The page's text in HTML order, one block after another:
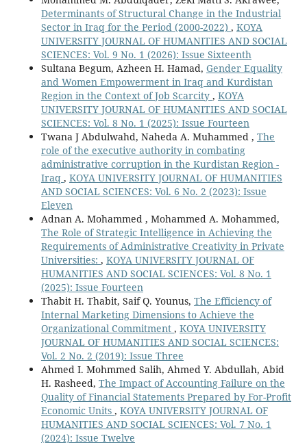
Determinants of Structural Change in the Industrial
Sector in Iraq for the Period (2000-2022) , KOYA
UNIVERSITY JOURNAL OF HUMANITIES AND SOCIAL
SCIENCES: Vol. 9 No. 1 (2026): Issue Sixteenth
Sultana Begum, Azheen H. Hamad, Gender Equality
and Women Empowerment in Iraq and Kurdistan
Region in the Context of Job Scarcity , KOYA
UNIVERSITY JOURNAL OF HUMANITIES AND SOCIAL
SCIENCES: Vol. 8 No. 1 (2025): Issue Fourteen
Twana J Abdulwahd, Naheda A. Muhammed , The
role of the executive authority in combating
administrative corruption in the Kurdistan Region -
Iraq , KOYA UNIVERSITY JOURNAL OF HUMANITIES
AND SOCIAL SCIENCES: Vol. 6 No. 2 (2023): Issue
Eleven
Adnan A. Mohammed , Mohammed A. Mohammed,
The Role of Strategic Intelligence in Achieving the
Requirements of Administrative Creativity in Private
Universities: , KOYA UNIVERSITY JOURNAL OF
HUMANITIES AND SOCIAL SCIENCES: Vol. 8 No. 1
(2025): Issue Fourteen
Thabit H. Thabit, Saif Q. Younus, The Efficiency of
Internal Marketing Dimensions to Achieve the
Organizational Commitment , KOYA UNIVERSITY
JOURNAL OF HUMANITIES AND SOCIAL SCIENCES:
Vol. 2 No. 2 (2019): Issue Three
Ahmed I. Mohmmed Salih, Ahmed Y. Abdullah, Abid
H. Rasheed, The Impact of Accounting Failure on the
Quality of Financial Statements Prepared by For-Profit
Economic Units , KOYA UNIVERSITY JOURNAL OF
HUMANITIES AND SOCIAL SCIENCES: Vol. 7 No. 1
(2024): Issue Twelve